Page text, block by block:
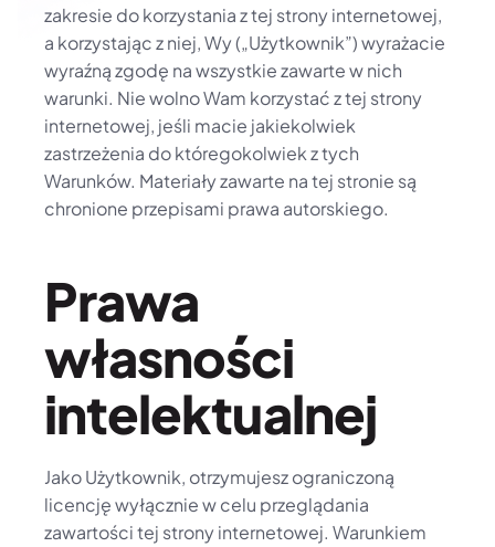
zakresie do korzystania z tej strony internetowej,
a korzystając z niej, Wy („Użytkownik”) wyrażacie
wyraźną zgodę na wszystkie zawarte w nich
warunki. Nie wolno Wam korzystać z tej strony
internetowej, jeśli macie jakiekolwiek
zastrzeżenia do któregokolwiek z tych
Warunków. Materiały zawarte na tej stronie są
chronione przepisami prawa autorskiego.
Prawa
własności
intelektualnej
Jako Użytkownik, otrzymujesz ograniczoną
licencję wyłącznie w celu przeglądania
zawartości tej strony internetowej. Warunkiem